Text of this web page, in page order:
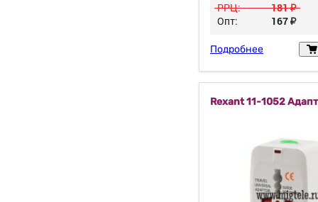
РРЦ: 181у
Опт: 167у
Подробнее
Rexant 11-1052